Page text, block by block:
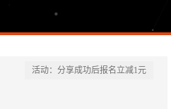
活动：分享成功后报名立减1元